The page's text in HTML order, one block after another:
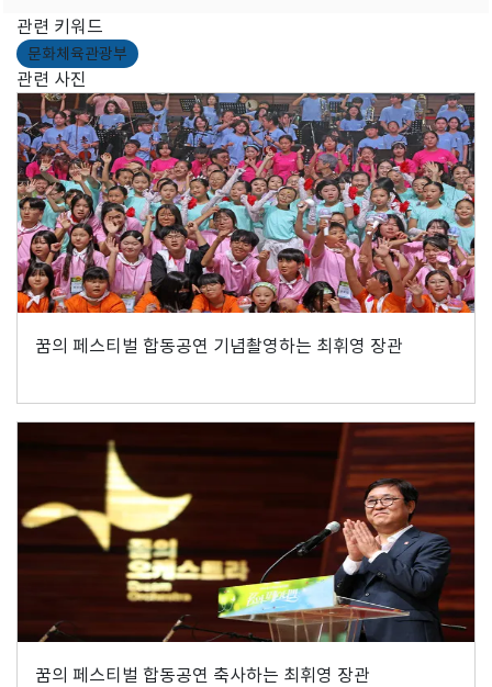
관련 키워드
문화체육관광부
관련 사진
꿈의 페스티벌 합동공연 기념촬영하는 최휘영 장관
꿈의 페스티벌 합동공연 축사하는 최휘영 장관